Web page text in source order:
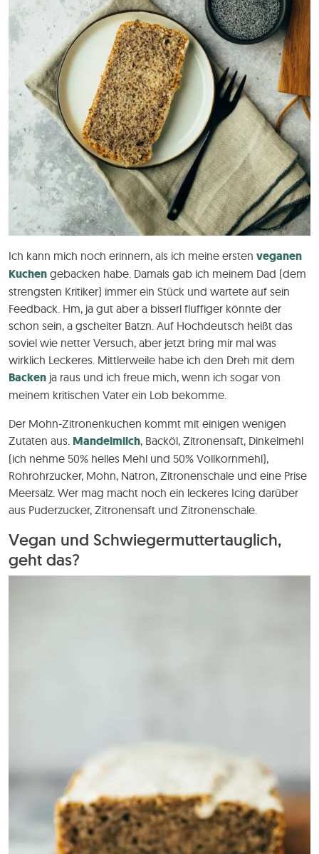
Ich kann mich noch erinnern, als ich meine ersten veganen
Kuchen gebacken habe. Damals gab ich meinem Dad (dem
strengsten Kritiker) immer ein Stück und wartete auf sein
Feedback. Hm, ja gut aber a bisserl fluffiger könnte der
schon sein, a gscheiter Batzn. Auf Hochdeutsch heißt das
soviel wie netter Versuch, aber jetzt bring mir mal was
wirklich Leckeres. Mittlerweile habe ich den Dreh mit dem
Backen ja raus und ich freue mich, wenn ich sogar von
meinem kritischen Vater ein Lob bekomme.
Der Mohn-Zitronenkuchen kommt mit einigen wenigen
Zutaten aus. Mandelmilch, Backöl, Zitronensaft, Dinkelmehl
(ich nehme 50% helles Mehl und 50% Vollkornmehl),
Rohrohrzucker, Mohn, Natron, Zitronenschale und eine Prise
Meersalz. Wer mag macht noch ein leckeres Icing darüber
aus Puderzucker, Zitronensaft und Zitronenschale.
Vegan und Schwiegermuttertauglich,
geht das?